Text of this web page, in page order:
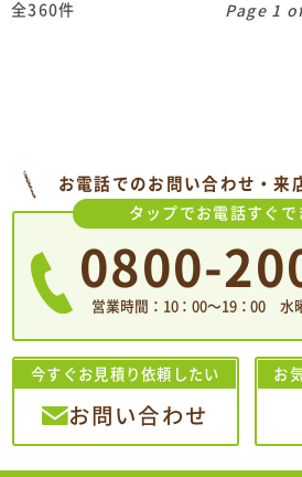
全360件 Page 1
お電話でのお問い合わせ・来
タップでお電話すぐで
0800-
営業時間：10：00〜19：00
今すぐお見積り依頼したい
お問い合わせ
お